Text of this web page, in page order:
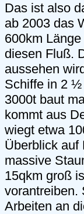
Das ist also
ab 2003 das
600km
diesen Fluß.
aussehen
Schiffe in 2 ½
3000t baut
kommt aus
wiegt etwa
Überblick auf
massive
15qkm groß
vorantreiben.
Arbeiten an